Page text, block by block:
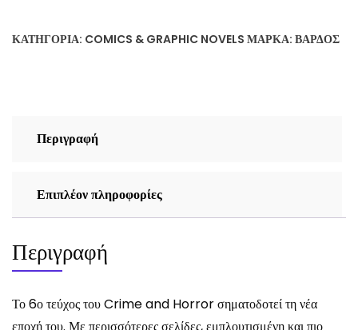
ΠΑΝΣΙΟΝ
ΚΑΤΗΓΟΡΊΑ: COMICS & GRAPHIC NOVELS ΜΆΡΚΑ: ΒΆΡΔΟΣ
Περιγραφή
Επιπλέον πληροφορίες
Περιγραφή
Το 6ο τεύχος του Crime and Horror σηματοδοτεί τη νέα